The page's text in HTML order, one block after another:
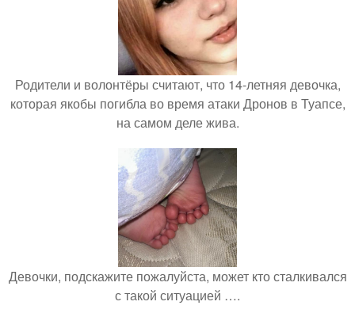
Родители и волонтёры считают, что 14-летняя девочка,
которая якобы погибла во время атаки Дронов в Туапсе,
на самом деле жива.
Девочки, подскажите пожалуйста, может кто сталкивался
с такой ситуацией ….